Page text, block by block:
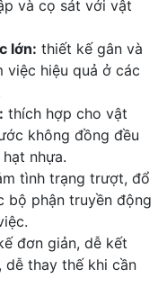
và cọ sát với vật
lớn: thiết kế gân và
việc hiệu quả ở các
thích hợp cho vật
không đồng đều
nhựa.
tình trạng trượt, đổ
bộ phận truyền động
đơn giản, dễ kết
dễ thay thế khi cần